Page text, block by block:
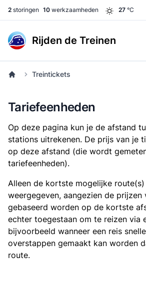
2 storingen 10 werkzaamheden 27 °C
Rijden de Treinen
Treintickets
Tariefeenheden
Op deze pagina kun je de afstand
stations uitrekenen. De prijs van je
op deze afstand (die wordt
tariefeenheden).
Alleen de kortste mogelijke
weergegeven, aangezien de
gebaseerd worden op de kortste
echter toegestaan om te reizen via
bijvoorbeeld wanneer een reis
overstappen gemaakt kan worden
route.